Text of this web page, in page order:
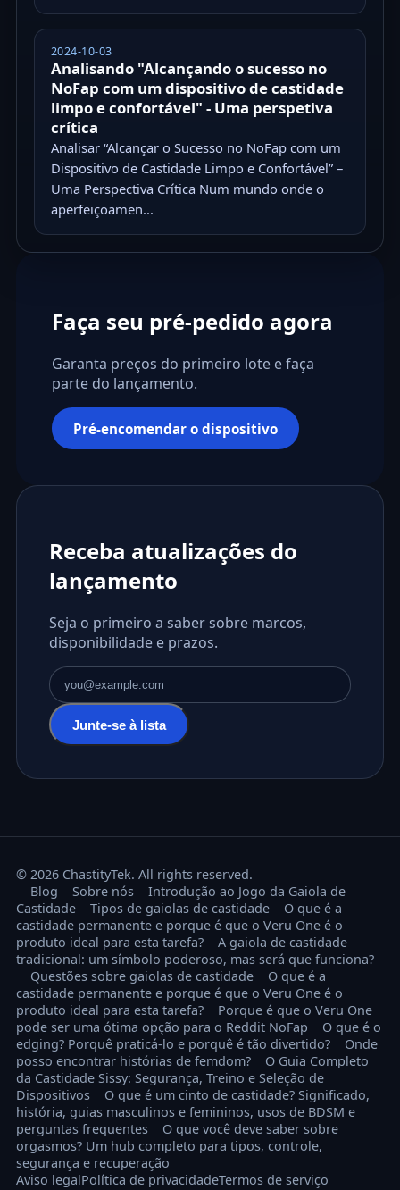
2024-10-03
Analisando "Alcançando o sucesso no
NoFap com um dispositivo de castidade
limpo e confortável" - Uma perspetiva
crítica
Analisar “Alcançar o Sucesso no NoFap com um
Dispositivo de Castidade Limpo e Confortável” –
Uma Perspectiva Crítica Num mundo onde o
aperfeiçoamen...
Faça seu pré-pedido agora
Garanta preços do primeiro lote e faça
parte do lançamento.
Pré-encomendar o dispositivo
Receba atualizações do
lançamento
Seja o primeiro a saber sobre marcos,
disponibilidade e prazos.
Endereço de email
Junte-se à lista
© 2026 ChastityTek. All rights reserved.
Blog
Sobre nós
Introdução ao Jogo da Gaiola de
Castidade
Tipos de gaiolas de castidade
O que é a
castidade permanente e porque é que o Veru One é o
produto ideal para esta tarefa?
A gaiola de castidade
tradicional: um símbolo poderoso, mas será que funciona?
Questões sobre gaiolas de castidade
O que é a
castidade permanente e porque é que o Veru One é o
produto ideal para esta tarefa?
Porque é que o Veru One
pode ser uma ótima opção para o Reddit NoFap
O que é o
edging? Porquê praticá-lo e porquê é tão divertido?
Onde
posso encontrar histórias de femdom?
O Guia Completo
da Castidade Sissy: Segurança, Treino e Seleção de
Dispositivos
O que é um cinto de castidade? Significado,
história, guias masculinos e femininos, usos de BDSM e
perguntas frequentes
O que você deve saber sobre
orgasmos? Um hub completo para tipos, controle,
segurança e recuperação
Aviso legalPolítica de privacidadeTermos de serviço